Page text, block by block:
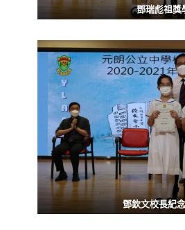
鄧瑞彪祖獎
鄧欽文校長紀